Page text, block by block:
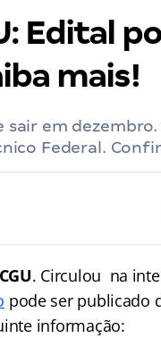
Edital
mais!
sair em
Federal.
. Circulou na
pode ser publicado
informação: